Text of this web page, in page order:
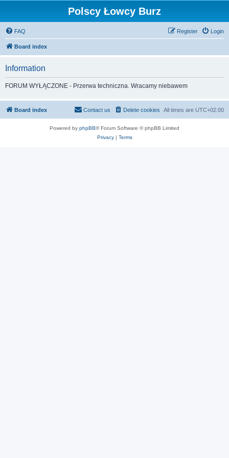
Polscy Łowcy Burz
FAQ Login
Register
Board index
Information
FORUM WYŁĄCZONE - Przerwa techniczna. Wracamy niebawem
Board index All times are UTC+02:00
Delete cookies
Contact us
Powered by phpBB® Forum Software © phpBB Limited
Privacy| Terms